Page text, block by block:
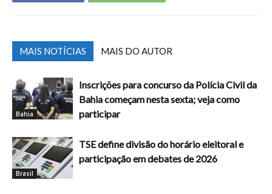
MAIS NOTÍCIAS MAIS DO AUTOR
Bahia
Inscrições para concurso da Polícia Civil da
Bahia começam nesta sexta; veja como
participar
Brasil
TSE define divisão do horário eleitoral e
participação em debates de 2026